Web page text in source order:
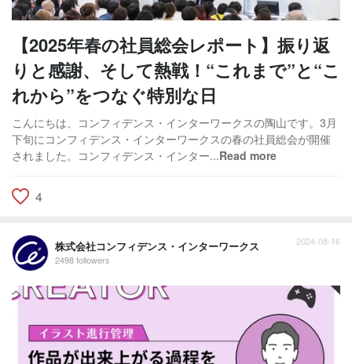
【2025年春の社員総会レポート】振り返
りと感謝、そして熱戦！“これまで”と“こ
れから”をつなぐ特別な日
こんにちは、コンフィデンス・インターワークスの陶山です。3月
下旬にコンフィデンス・インターワークスの春の社員総会が開催
されました。コンフィデンス・インター...Read more
4
株式会社コンフィデンス・インターワークス
2498 followers
2024-08-16